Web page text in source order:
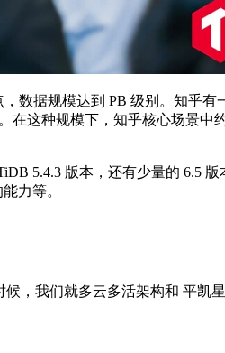
数据规模达到 PB 级别。知乎有
在这种规模下，知乎核心场景中
5.4.3 版本，还有少量的 6.5 版
力等。
，我们就多云多活架构和 平凯